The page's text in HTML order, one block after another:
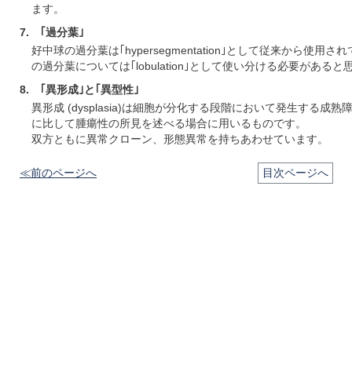
ます。
7. ｢過分葉｣
好中球の過分葉は｢hypersegmentation｣として従来から使用さ
の過分葉については｢lobulation｣として使い分ける必要があると
8. ｢異形成｣と｢異型性｣
異形成 (dysplasia)は細胞が分化する段階において発生する成熟
に比して腫瘍性の所見を述べる場合に用いるものです。
双方ともに異常クローン、形態異常を持ちあわせています。
≪前のページへ 目次ページへ